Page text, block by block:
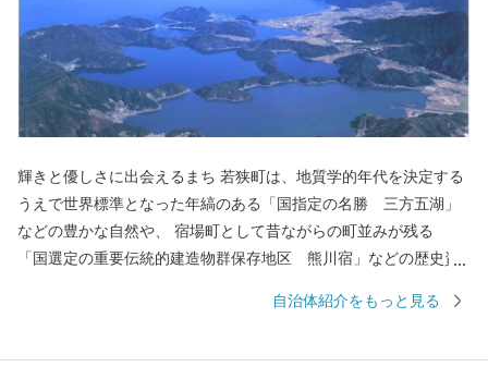
輝きと優しさに出会えるまち 若狭町は、地質学的年代を決定する
うえで世界標準となった年縞のある「国指定の名勝 三方五湖」
などの豊かな自然や、 宿場町として昔ながらの町並みが残る
「国選定の重要伝統的建造物群保存地区 熊川宿」などの歴史資
然・歴史の保全と活用に取り組むために、若狭町に想いを寄せて
自治体紹介をもっと見る